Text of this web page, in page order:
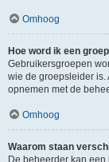
Omhoog
Hoe word ik een
Gebruikersgroepen
wie de groepsleider is.
opnemen met de
Omhoog
Waarom staan
De beheerder kan